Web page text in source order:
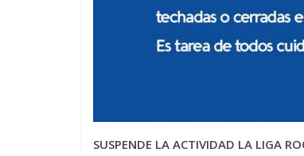
SUSPENDE LA ACTIVIDAD LA LIGA